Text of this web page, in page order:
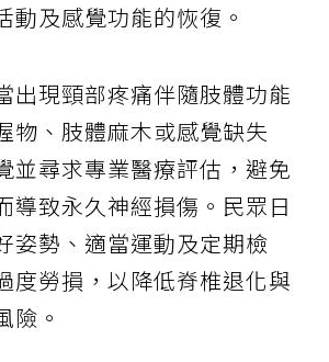
動及感覺功能的恢復。
出現頸部疼痛伴隨肢體功能
物、肢體麻木或感覺缺失
並尋求專業醫療評估，避免
導致永久神經損傷。民眾日
姿勢、適當運動及定期檢
度勞損，以降低脊椎退化與
險。